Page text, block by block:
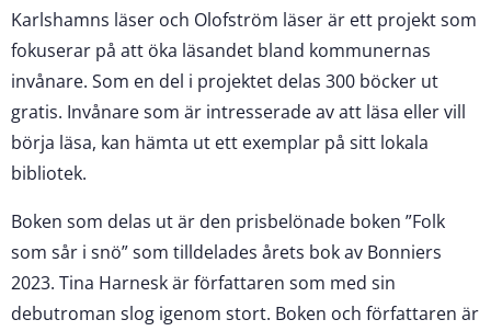
Karlshamns läser och Olofström läser är ett projekt som
fokuserar på att öka läsandet bland kommunernas
invånare. Som en del i projektet delas 300 böcker ut
gratis. Invånare som är intresserade av att läsa eller vill
börja läsa, kan hämta ut ett exemplar på sitt lokala
bibliotek.
Boken som delas ut är den prisbelönade boken ”Folk
som sår i snö” som tilldelades årets bok av Bonniers
2023. Tina Harnesk är författaren som med sin
debutroman slog igenom stort. Boken och författaren är